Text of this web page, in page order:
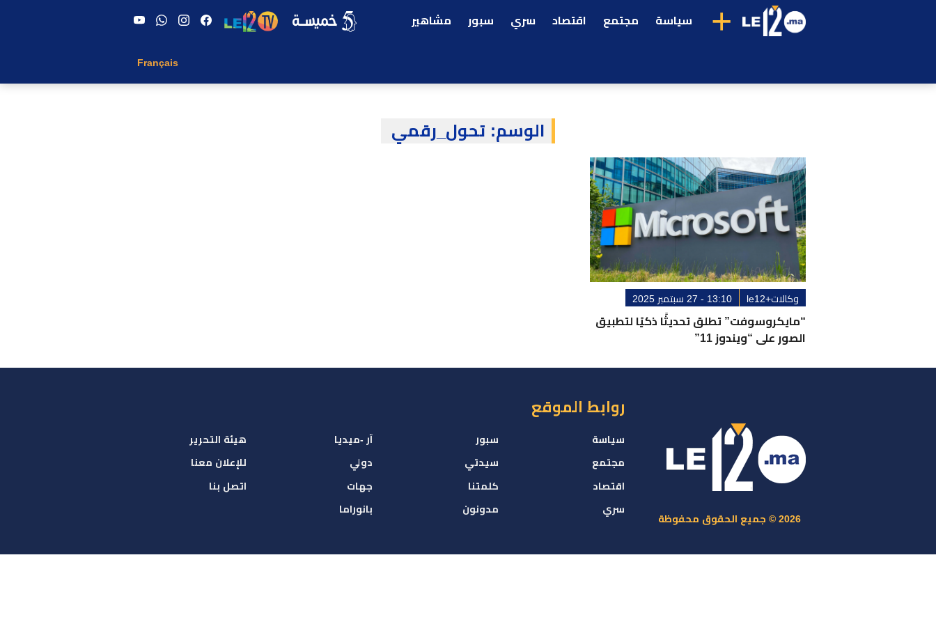
+ سياسة مجتمع اقتصاد سري سبور مشاهير
Français
الوسم: تحول_رقمي
وكالات+le12 13:10 - 27 سبتمبر 2025
“مايكروسوفت” تطلق تحديثًا ذكيًا لتطبيق
الصور على “ويندوز 11”
2026 © جميع الحقوق محفوظة
روابط الموقع
سياسة
مجتمع
اقتصاد
سري
سبور
سيدتي
كلمتنا
مدونون
آر -ميديا
دولي
جهات
بانوراما
هيئة التحرير
للإعلان معنا
اتصل بنا